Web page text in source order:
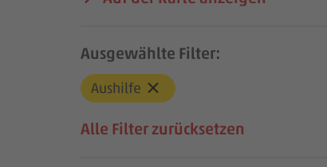
Ausgewählte Filter:
Aushilfe
Alle Filter zurücksetzen